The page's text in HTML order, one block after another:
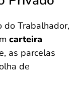
do Trabalhador,
carteira
as parcelas
de